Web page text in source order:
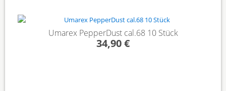
Umarex PepperDust cal.68 10 Stück
34,90 €